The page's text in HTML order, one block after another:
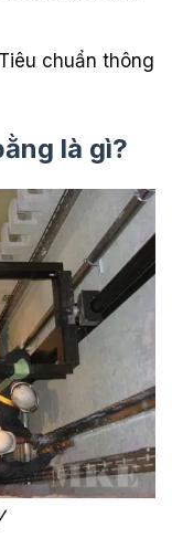
chuẩn thông
là gì?